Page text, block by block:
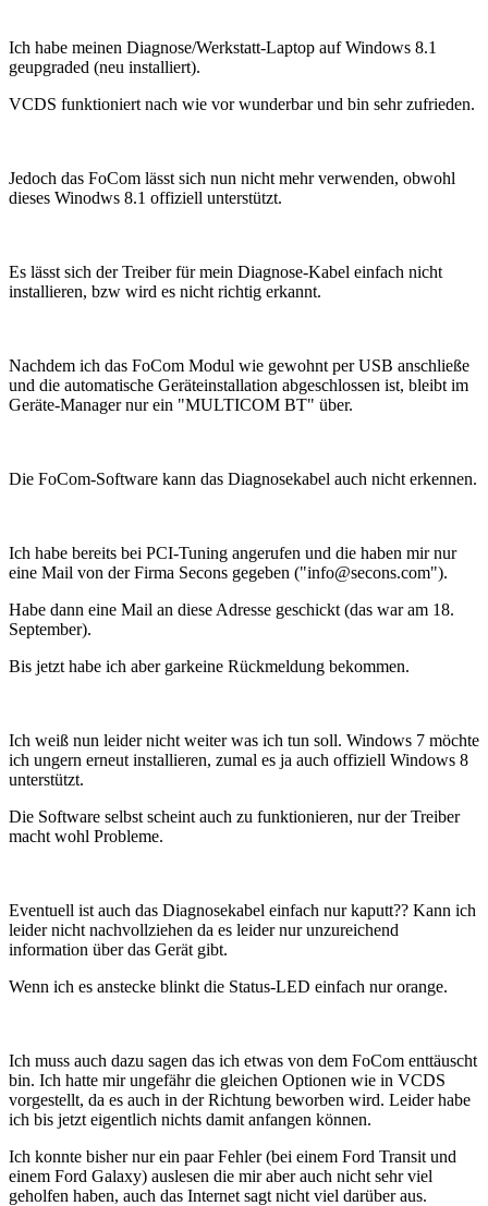
Ich habe meinen Diagnose/Werkstatt-Laptop auf Windows 8.1
geupgraded (neu installiert).
VCDS funktioniert nach wie vor wunderbar und bin sehr zufrieden.
Jedoch das FoCom lässt sich nun nicht mehr verwenden, obwohl
dieses Winodws 8.1 offiziell unterstützt.
Es lässt sich der Treiber für mein Diagnose-Kabel einfach nicht
installieren, bzw wird es nicht richtig erkannt.
Nachdem ich das FoCom Modul wie gewohnt per USB anschließe
und die automatische Geräteinstallation abgeschlossen ist, bleibt im
Geräte-Manager nur ein "MULTICOM BT" über.
Die FoCom-Software kann das Diagnosekabel auch nicht erkennen.
Ich habe bereits bei PCI-Tuning angerufen und die haben mir nur
eine Mail von der Firma Secons gegeben ("info@secons.com").
Habe dann eine Mail an diese Adresse geschickt (das war am 18.
September).
Bis jetzt habe ich aber garkeine Rückmeldung bekommen.
Ich weiß nun leider nicht weiter was ich tun soll. Windows 7 möchte
ich ungern erneut installieren, zumal es ja auch offiziell Windows 8
unterstützt.
Die Software selbst scheint auch zu funktionieren, nur der Treiber
macht wohl Probleme.
Eventuell ist auch das Diagnosekabel einfach nur kaputt?? Kann ich
leider nicht nachvollziehen da es leider nur unzureichend
information über das Gerät gibt.
Wenn ich es anstecke blinkt die Status-LED einfach nur orange.
Ich muss auch dazu sagen das ich etwas von dem FoCom enttäuscht
bin. Ich hatte mir ungefähr die gleichen Optionen wie in VCDS
vorgestellt, da es auch in der Richtung beworben wird. Leider habe
ich bis jetzt eigentlich nichts damit anfangen können.
Ich konnte bisher nur ein paar Fehler (bei einem Ford Transit und
einem Ford Galaxy) auslesen die mir aber auch nicht sehr viel
geholfen haben, auch das Internet sagt nicht viel darüber aus.